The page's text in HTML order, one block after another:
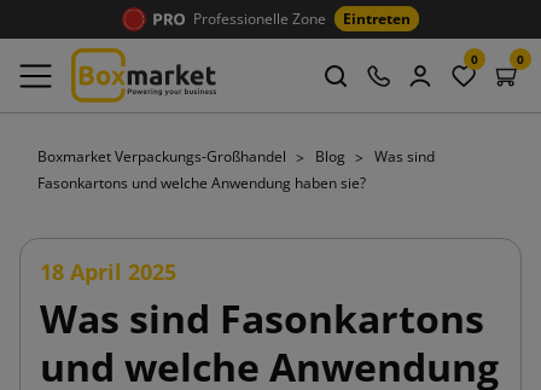
Professionelle Zone Eintreten
0 0
Boxmarket Verpackungs-Großhandel Blog
Was sind
Fasonkartons und welche Anwendung haben sie?
18 April 2025
Was sind Fasonkartons
und welche Anwendung